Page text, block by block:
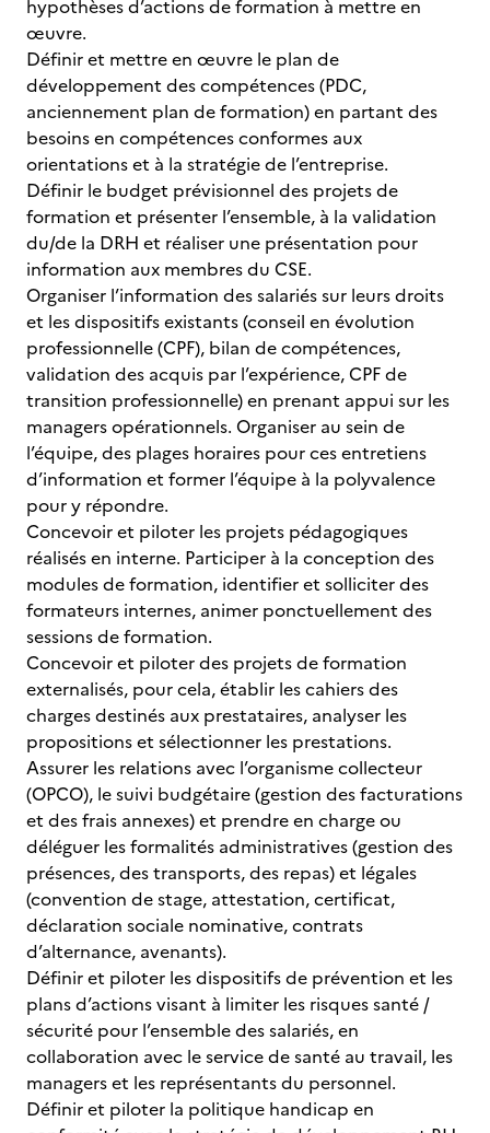
hypothèses d’actions de formation à mettre en
œuvre.
Définir et mettre en œuvre le plan de
développement des compétences (PDC,
anciennement plan de formation) en partant des
besoins en compétences conformes aux
orientations et à la stratégie de l’entreprise.
Définir le budget prévisionnel des projets de
formation et présenter l’ensemble, à la validation
du/de la DRH et réaliser une présentation pour
information aux membres du CSE.
Organiser l’information des salariés sur leurs droits
et les dispositifs existants (conseil en évolution
professionnelle (CPF), bilan de compétences,
validation des acquis par l’expérience, CPF de
transition professionnelle) en prenant appui sur les
managers opérationnels. Organiser au sein de
l’équipe, des plages horaires pour ces entretiens
d’information et former l’équipe à la polyvalence
pour y répondre.
Concevoir et piloter les projets pédagogiques
réalisés en interne. Participer à la conception des
modules de formation, identifier et solliciter des
formateurs internes, animer ponctuellement des
sessions de formation.
Concevoir et piloter des projets de formation
externalisés, pour cela, établir les cahiers des
charges destinés aux prestataires, analyser les
propositions et sélectionner les prestations.
Assurer les relations avec l’organisme collecteur
(OPCO), le suivi budgétaire (gestion des facturations
et des frais annexes) et prendre en charge ou
déléguer les formalités administratives (gestion des
présences, des transports, des repas) et légales
(convention de stage, attestation, certificat,
déclaration sociale nominative, contrats
d’alternance, avenants).
Définir et piloter les dispositifs de prévention et les
plans d’actions visant à limiter les risques santé /
sécurité pour l’ensemble des salariés, en
collaboration avec le service de santé au travail, les
managers et les représentants du personnel.
Définir et piloter la politique handicap en